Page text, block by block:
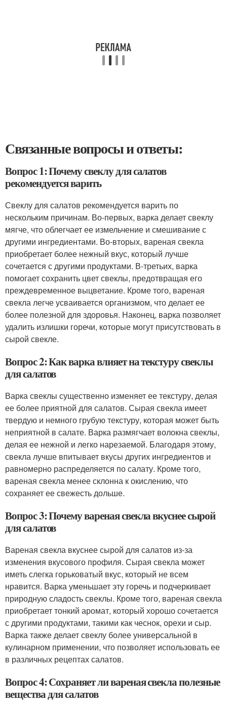
Связанные вопросы и ответы:
Вопрос 1: Почему свеклу для салатов
рекомендуется варить
Свеклу для салатов рекомендуется варить по
нескольким причинам. Во-первых, варка делает свеклу
мягче, что облегчает ее измельчение и смешивание с
другими ингредиентами. Во-вторых, вареная свекла
приобретает более нежный вкус, который лучше
сочетается с другими продуктами. В-третьих, варка
помогает сохранить цвет свеклы, предотвращая его
преждевременное выцветание. Кроме того, вареная
свекла легче усваивается организмом, что делает ее
более полезной для здоровья. Наконец, варка позволяет
удалить излишки горечи, которые могут присутствовать в
сырой свекле.
Вопрос 2: Как варка влияет на текстуру свеклы
для салатов
Варка свеклы существенно изменяет ее текстуру, делая
ее более приятной для салатов. Сырая свекла имеет
твердую и немного грубую текстуру, которая может быть
неприятной в салате. Варка размягчает волокна свеклы,
делая ее нежной и легко нарезаемой. Благодаря этому,
свекла лучше впитывает вкусы других ингредиентов и
равномерно распределяется по салату. Кроме того,
вареная свекла менее склонна к окислению, что
сохраняет ее свежесть дольше.
Вопрос 3: Почему вареная свекла вкуснее сырой
для салатов
Вареная свекла вкуснее сырой для салатов из-за
изменения вкусового профиля. Сырая свекла может
иметь слегка горьковатый вкус, который не всем
нравится. Варка уменьшает эту горечь и подчеркивает
природную сладость свеклы. Кроме того, вареная свекла
приобретает тонкий аромат, который хорошо сочетается
с другими продуктами, такими как чеснок, орехи и сыр.
Варка также делает свеклу более универсальной в
кулинарном применении, что позволяет использовать ее
в различных рецептах салатов.
Вопрос 4: Сохраняет ли вареная свекла полезные
вещества для салатов